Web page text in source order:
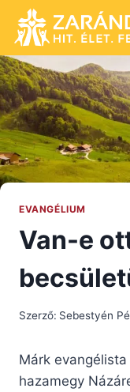
content
EVANGÉLIUM
Van-e
Szerző: Sebestyén
Márk
hazamegy